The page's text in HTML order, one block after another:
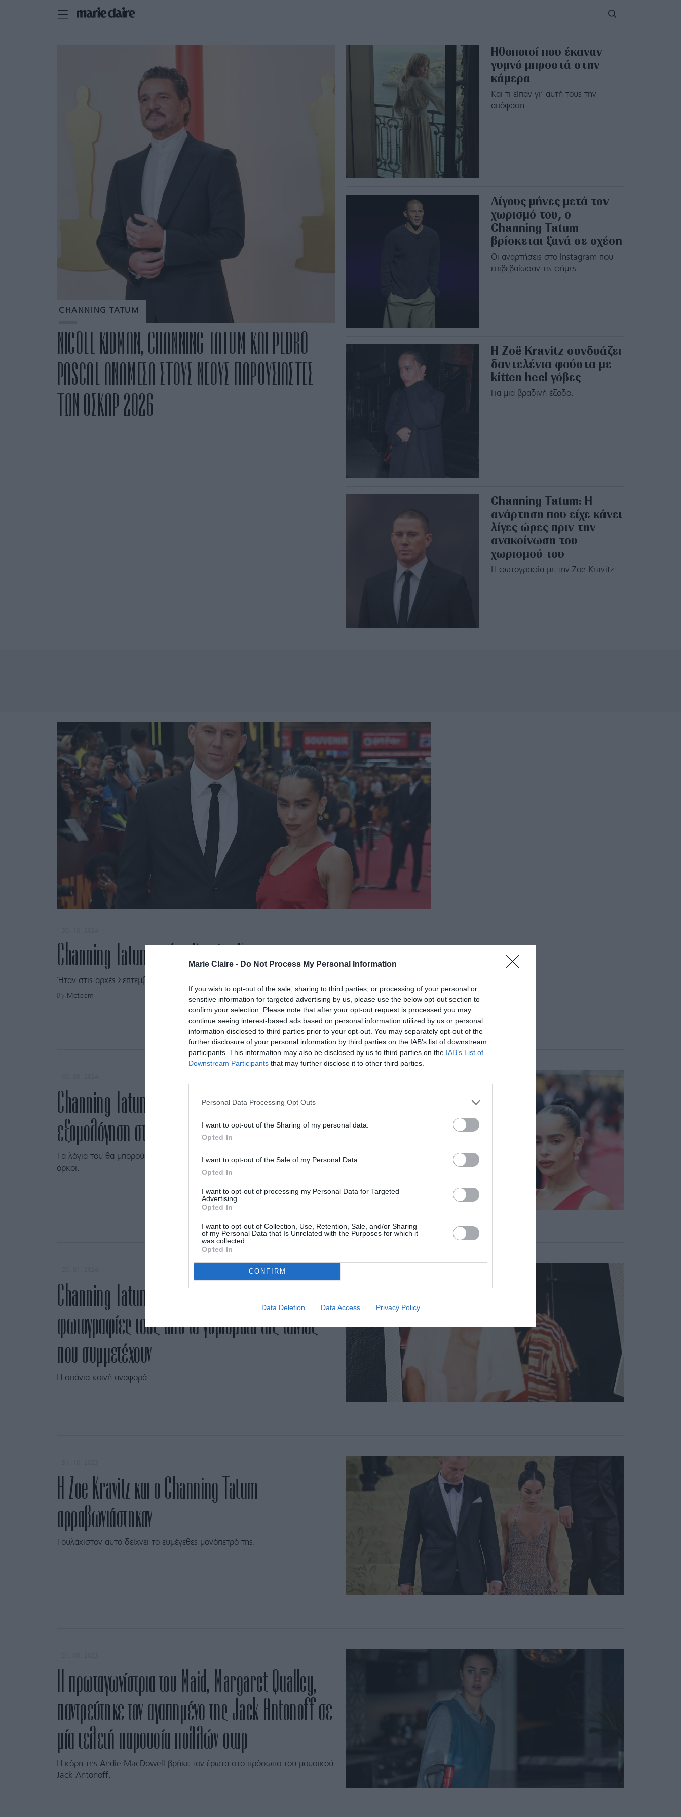
Marie Claire - Do Not Process My Personal Information
If you wish to opt-out of the sale, sharing to third parties, or processing of your personal or
sensitive information for targeted advertising by us, please use the below opt-out section to
confirm your selection. Please note that after your opt-out request is processed you may
continue seeing interest-based ads based on personal information utilized by us or personal
information disclosed to third parties prior to your opt-out. You may separately opt-out of the
further disclosure of your personal information by third parties on the IAB’s list of downstream
participants. This information may also be disclosed by us to third parties on the IAB’s List of
Downstream Participants that may further disclose it to other third parties.
Personal Data Processing Opt Outs
I want to opt-out of the Sharing of my personal data.
Opted In
I want to opt-out of the Sale of my Personal Data.
Opted In
I want to opt-out of processing my Personal Data for Targeted
Advertising.
Opted In
I want to opt-out of Collection, Use, Retention, Sale, and/or Sharing
of my Personal Data that Is Unrelated with the Purposes for which it
was collected.
Opted In
CONFIRM
Data Deletion Data Access Privacy Policy
CHANNING TATUM
NICOLE KIDMAN, CHANNING TATUM ΚΑΙ PEDRO
PASCAL ΑΝΑΜΕΣΑ ΣΤΟΥΣ ΝΕΟΥΣ ΠΑΡΟΥΣΙΑΣΤΕΣ
ΤΩΝ ΟΣΚΑΡ 2026
Ηθοποιοί που έκαναν
γυμνό μπροστά στην
κάμερα
Και τι είπαν γι’ αυτή τους την
απόφαση.
Λίγους μήνες μετά τον
χωρισμό του, ο
Channing Tatum
βρίσκεται ξανά σε σχέση
Οι αναρτήσεις στο Instagram που
επιβεβαίωσαν τις φήμες.
H Zoë Kravitz συνδυάζει
δαντελένια φούστα με
kitten heel γόβες
Για μια βραδινή έξοδο.
Channing Tatum: Η
ανάρτηση που είχε κάνει
λίγες ώρες πριν την
ανακοίνωση του
χωρισμού του
Η φωτογραφία με την Zoë Kravitz.
Channing Tatum – Zoë Kravitz: Χώρισαν μετά από τρία χρόνια
Ήταν στις αρχές Σεπτεμβρίου που ο ηθοποιός τής είχε αφιερώσει ένα τρυφερό μήνυμα στο Instagram.
By Mcteam
Channing Tatum: Η δημόσια ερωτική
εξομολόγηση στη Zoë Kravitz
Τα λόγια του θα μπορούσαν εύκολα να λειτουργήσουν και σαν γαμήλιοι
όρκοι.
Channing Tatum – Zoë Kravitz: Μοιράζονται
φωτογραφίες τους από τα γυρίσματα της ταινίας
που συμμετέχουν
Η σπάνια κοινή αναφορά.
Η Zoe Kravitz και ο Channing Tatum
αρραβωνιάστηκαν
Τουλάχιστον αυτό δείχνει το ευμέγεθες μονόπετρό της.
Η πρωταγωνίστρια του Maid, Margaret Qualley,
παντρεύτηκε τον αγαπημένο της Jack Antonoff σε
μία τελετή παρουσία πολλών σταρ
Η κόρη της Andie MacDowell βρήκε τον έρωτα στο πρόσωπο του μουσικού
Jack Antonoff.